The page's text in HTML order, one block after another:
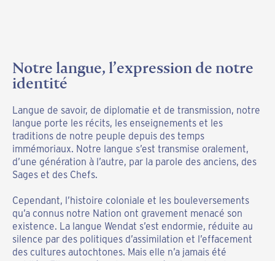
Notre langue, l’expression de notre
identité
Langue de savoir, de diplomatie et de transmission, notre
langue porte les récits, les enseignements et les
traditions de notre peuple depuis des temps
immémoriaux. Notre langue s’est transmise oralement,
d’une génération à l’autre, par la parole des anciens, des
Sages et des Chefs.
Cependant, l’histoire coloniale et les bouleversements
qu’a connus notre Nation ont gravement menacé son
existence. La langue Wendat s’est endormie, réduite au
silence par des politiques d’assimilation et l’effacement
des cultures autochtones. Mais elle n’a jamais été
Une renaissance linguistique
vivante
Aujourd’hui, avec détermination et fierté, la Nation
Wendat revitalise sa langue. Ce travail patient et
rigoureux, mené avec l’aide d’une linguiste wendat, des
porteurs de savoirs et de la communauté, redonne vie à
cette richesse inestimable.
wendat, l’apprend, la parle et la transmet.
Cette renaissance linguistique est un symbole puissant
de notre résilience et de notre vitalité culturelle. Chaque
mot retrouvé, chaque phrase prononcée est un geste